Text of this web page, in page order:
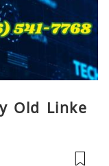
Old Linke